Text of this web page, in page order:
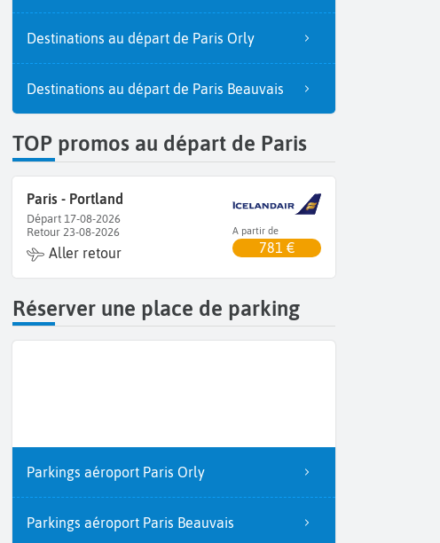
Destinations au départ de Paris Orly
Destinations au départ de Paris Beauvais
TOP promos au départ de Paris
Paris - Portland
Départ 17-08-2026
Retour 23-08-2026
Aller retour
A partir de
781 €
Réserver une place de parking
Parkings aéroport Paris Orly
Parkings aéroport Paris Beauvais